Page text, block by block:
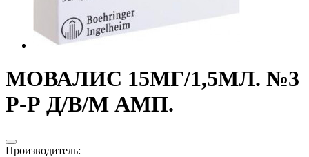
МОВАЛИС 15МГ/1,5МЛ. №3
Р-Р Д/В/М АМП.
Производитель: